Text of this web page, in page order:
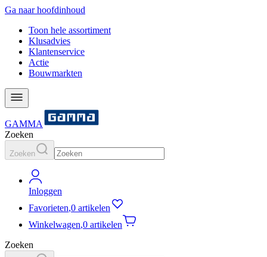
Ga naar hoofdinhoud
Toon hele assortiment
Klusadvies
Klantenservice
Actie
Bouwmarkten
GAMMA
Zoeken
Zoeken
Inloggen
Favorieten,0 artikelen
Winkelwagen,0 artikelen
Zoeken